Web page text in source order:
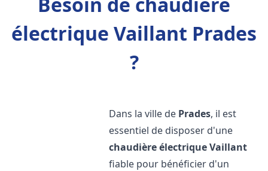
électrique Vaillant Prades
?
Dans la ville de Prades, il est
essentiel de disposer d'une
chaudière électrique Vaillant
fiable pour bénéficier d'un